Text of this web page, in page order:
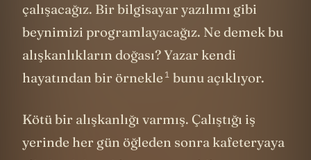
çalışacağız. Bir bilgisayar yazılımı gibi
beynimizi programlayacağız. Ne demek bu
alışkanlıkların doğası? Yazar kendi
hayatından bir örnekle 1 bunu açıklıyor.
Kötü bir alışkanlığı varmış. Çalıştığı iş
yerinde her gün öğleden sonra kafeteryaya